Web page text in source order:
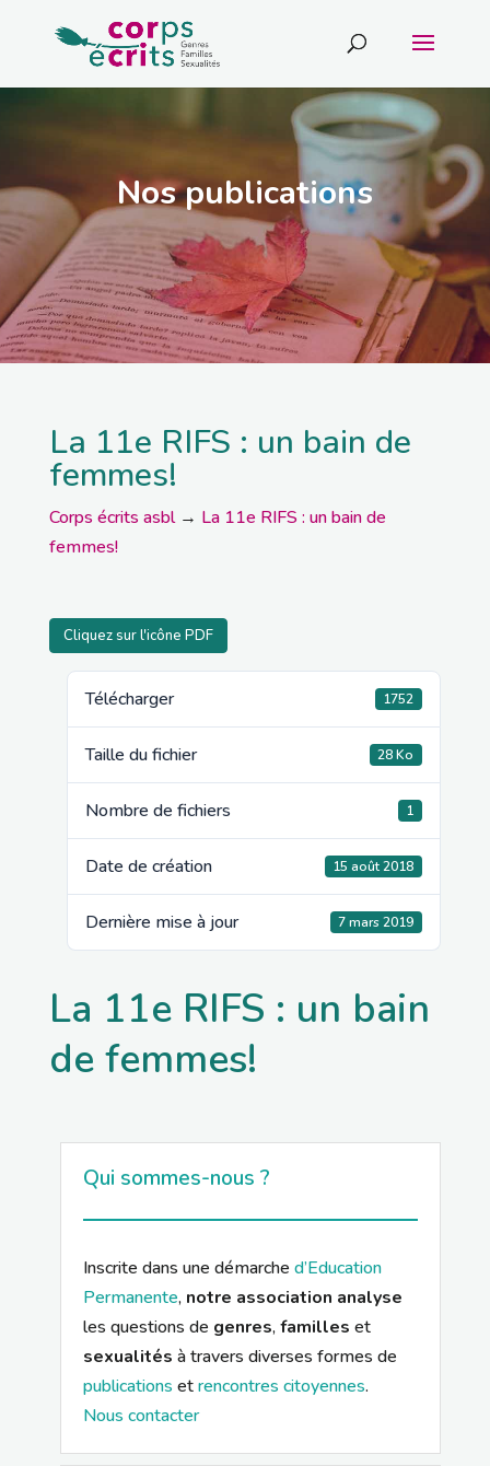
Nos publications
La 11e RIFS : un bain de
femmes!
Corps écrits asbl→ La 11e RIFS : un bain de
femmes!
Cliquez sur l'icône PDF
Télécharger 1752
Taille du fichier 28 Ko
Nombre de fichiers 1
Date de création 15 août 2018
Dernière mise à jour 7 mars 2019
La 11e RIFS : un bain
de femmes!
Qui sommes-nous ?
Inscrite dans une démarche d’Education
Permanente, notre association analyse
les questions de genres,familles et
sexualités à travers diverses formes de
publications etrencontres citoyennes.
Nous contacter